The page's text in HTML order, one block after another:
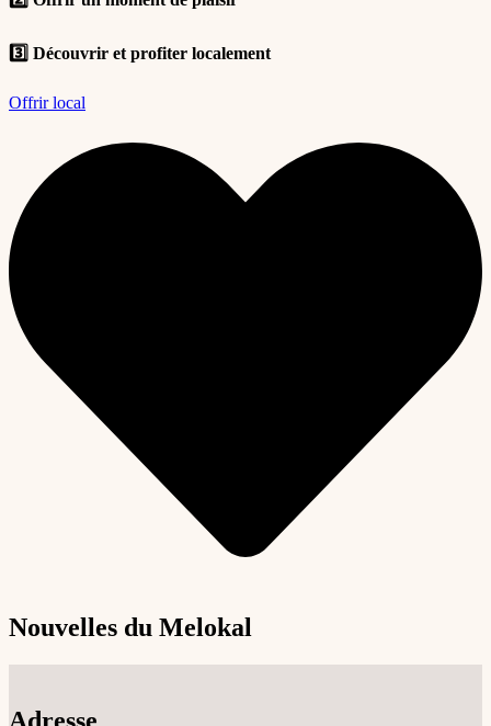
3️⃣ Découvrir et profiter localement
Offrir local
Nouvelles du Melokal
Adresse